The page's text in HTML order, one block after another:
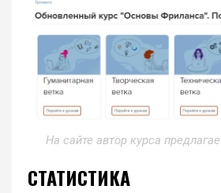
На сайте автор курса
СТАТИСТИКА